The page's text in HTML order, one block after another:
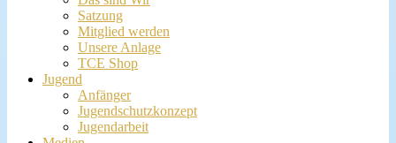
Satzung
Mitglied werden
Unsere Anlage
TCE Shop
Jugend
Anfänger
Jugendschutzkonzept
Jugendarbeit